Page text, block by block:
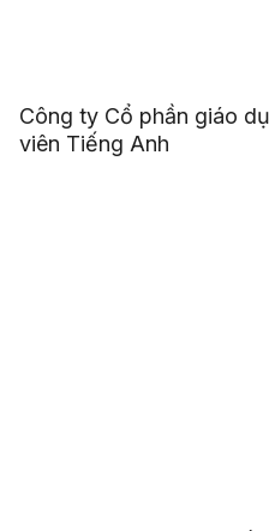
Công ty Cổ phần giáo
viên Tiếng Anh